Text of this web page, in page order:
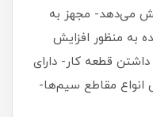
ابزار را تا 35٪ افزایش می‌دهد- مجهز به
به منظور افزایش
قطعه کار- دارای
مقاطع سیم‌ها-